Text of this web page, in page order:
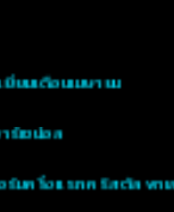
ยมเดือนเมษายน
ร์เซน่อล
ร์มครึ่งแรก คริสตัล พา